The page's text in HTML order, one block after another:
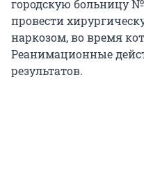
городскую больницу
провести
наркозом, во время
Реанимационные
результатов.